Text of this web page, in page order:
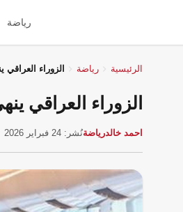
رياضة
الرئيسية رياضة الزوراء
الزوراء العراقي
احمد خالدرياضةنُشر: 24 فبراير 2026